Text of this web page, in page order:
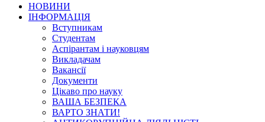
НОВИНИ
ІНФОРМАЦІЯ
Вступникам
Студентам
Аспірантам і науковцям
Викладачам
Вакансії
Документи
Цікаво про науку
ВАША БЕЗПЕКА
ВАРТО ЗНАТИ!